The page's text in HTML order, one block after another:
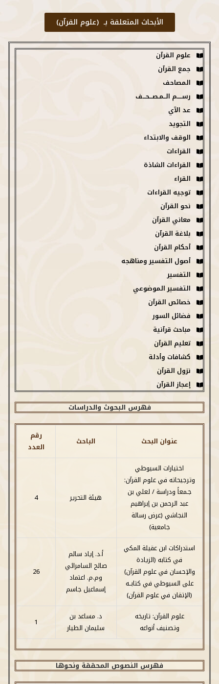
الأبحاث المتعلقة بـ (علوم القرآن)
علوم القرآن
جمع القرآن
المصاحف
رســـــم الــمـصـــحـــف
عد الآي
التجويد
الوقف والابتداء
القراءات
القراءات الشاذة
القراء
توجيه القراءات
نحو القرآن
معاني القرآن
بلاغة القرآن
أحكام القرآن
أصول التفسير ومناهجه
التفسير
التفسير الموضوعي
خصائص القرآن
فضائل السور
مباحث قرآنية
تعليم القرآن
كشافات وأدلة
نزول القرآن
إعجاز القرآن
فهرس البحوث والدراسات
عنوان البحث الباحث
رقم
العدد
اختيارات السيوطي
وترجيحاته في علوم القرآن:
جـمعاً ودراسة / لعلي بن
عبد الرحمن بن إبراهيم
النجاشي (عرض رسالة
جامعية)
هيئة التحرير 4
استدراكات ابن عقيلة المكي
في كتابه (الزيادة
والإحسان في علوم القرآن)
على السيوطي في كتابــه
(الإتقان في علوم القرآن)
أ.د. إياد سالم
صالح السامرائي
وم.م. اعتماد
إسماعيل جاسم
26
علوم القرآن: تاريخه
وتصنيف أنواعه
د. مساعد بن
سليمان الطيار
1
فهرس النصوص المحققة ونحوها